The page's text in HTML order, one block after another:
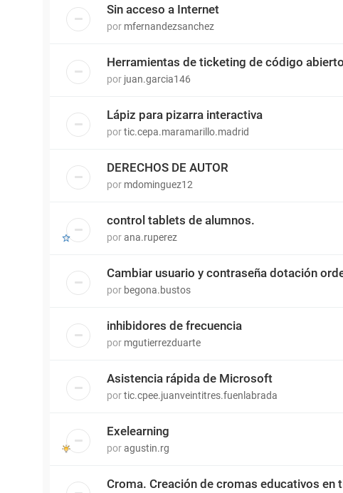
Sin acceso a Internet
por mfernandezsanchez
Herramientas de ticketing de código
por juan.garcia146
Lápiz para pizarra interactiva
portic.cepa.maramarillo.madrid
DERECHOS DE AUTOR
por mdominguez12
control tablets de alumnos.
porana.ruperez
Cambiar usuario y contraseña dotación
por begona.bustos
inhibidores de frecuencia
por mgutierrezduarte
Asistencia rápida de Microsoft
portic.cpee.juanveintitres.fuenlabrada
Exelearning
poragustin.rg
Croma. Creación de cromas educativos en